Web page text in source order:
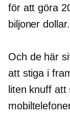
för att göra
biljoner dollar.
Och de här
att stiga i
liten knuff